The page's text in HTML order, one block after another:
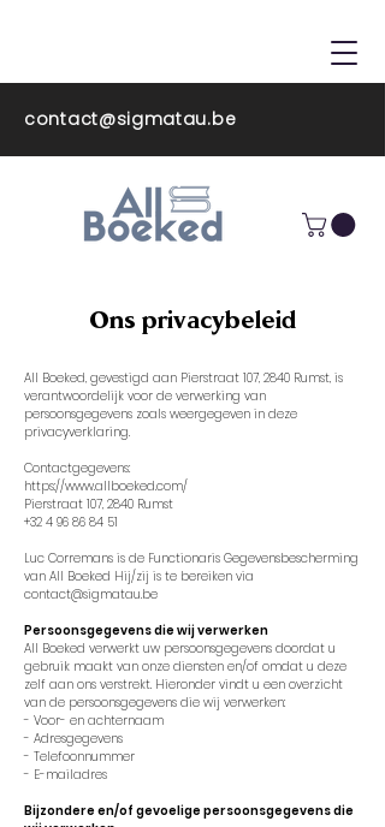
contact@sigmatau.be
Ons privacybeleid
All Boeked, gevestigd aan Pierstraat 107, 2840 Rumst, is
verantwoordelijk voor de verwerking van
persoonsgegevens zoals weergegeven in deze
privacyverklaring.
Contactgegevens:
https://www.allboeked.com/
Pierstraat 107, 2840 Rumst
+32 4 96 86 84 51
Luc Corremans is de Functionaris Gegevensbescherming
van All Boeked Hij/zij is te bereiken via
contact@sigmatau.be
Persoonsgegevens die wij verwerken
All Boeked verwerkt uw persoonsgegevens doordat u
gebruik maakt van onze diensten en/of omdat u deze
zelf aan ons verstrekt. Hieronder vindt u een overzicht
van de persoonsgegevens die wij verwerken:
- Voor- en achternaam
- Adresgegevens
- Telefoonnummer
- E-mailadres
Bijzondere en/of gevoelige persoonsgegevens die